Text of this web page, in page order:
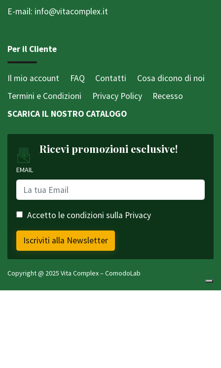
E-mail: info@vitacomplex.it
Per il Cliente
Il mio account FAQ Contatti
Cosa dicono di noi
Termini e Condizioni
Privacy Policy
Recesso
SCARICA IL NOSTRO CATALOGO
Ricevi promozioni esclusive!
EMAIL
Accetto le condizioni sulla Privacy
Iscriviti alla Newsletter
Copyright @ 2025 Vita Complex –ComodoLab